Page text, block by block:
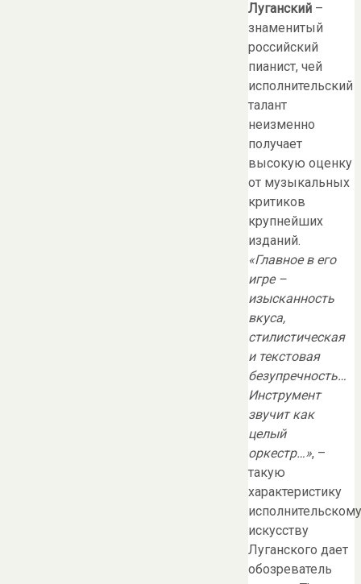
Луганский –
знаменитый
российский
пианист, чей
исполнительский
талант
неизменно
получает
высокую оценку
от музыкальных
критиков
крупнейших
изданий.
«Главное в его
игре –
изысканность
вкуса,
стилистическая
и текстовая
безупречность…
Инструмент
звучит как
целый
оркестр…», –
такую
характеристику
исполнительскому
искусству
Луганского дает
обозреватель